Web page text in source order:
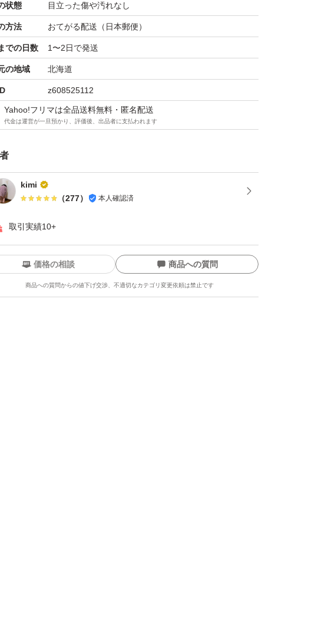
状態 目立った傷や汚れなし
方法 おてがる配送（日本郵便）
での日数 1〜2日で発送
の地域 北海道
z608525112
Yahoo!フリマは全品送料無料・匿名配送
代金は運営が一旦預かり、評価後、出品者に支払われます
kimi
（277） 本人確認済
取引実績10+
与しています
なユーザーです
せた実績があります
績があります
ません
た発送日数内に発送してい
ています
価格の相談 商品への質問
商品への質問からの値下げ交渉、不適切なカテゴリ変更依頼は禁止です